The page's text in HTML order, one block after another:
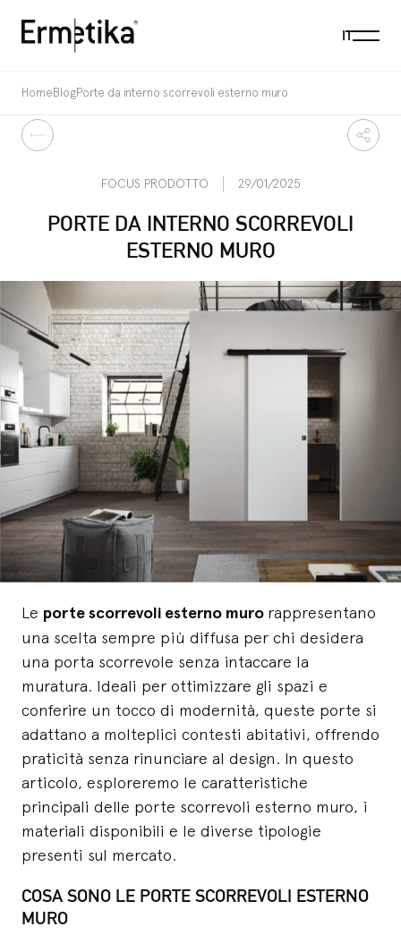
ITMenu
Indietro
Home BlogPorte da interno scorrevoli esterno muro
FOCUS PRODOTTO 29/01/2025
PORTE DA INTERNO SCORREVOLI
ESTERNO MURO
Le porte scorrevoli esterno muro rappresentano
una scelta sempre più diffusa per chi desidera
una porta scorrevole senza intaccare la
muratura. Ideali per ottimizzare gli spazi e
conferire un tocco di modernità, queste porte si
adattano a molteplici contesti abitativi, offrendo
praticità senza rinunciare al design. In questo
articolo, esploreremo le caratteristiche
principali delle porte scorrevoli esterno muro, i
materiali disponibili e le diverse tipologie
presenti sul mercato.
COSA SONO LE PORTE SCORREVOLI ESTERNO
MURO